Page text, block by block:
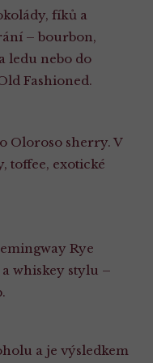
fíků a
– bourbon,
ledu nebo do
Fashioned.
Oloroso sherry. V
toffee, exotické
Rye
whiskey stylu –
a je výsledkem